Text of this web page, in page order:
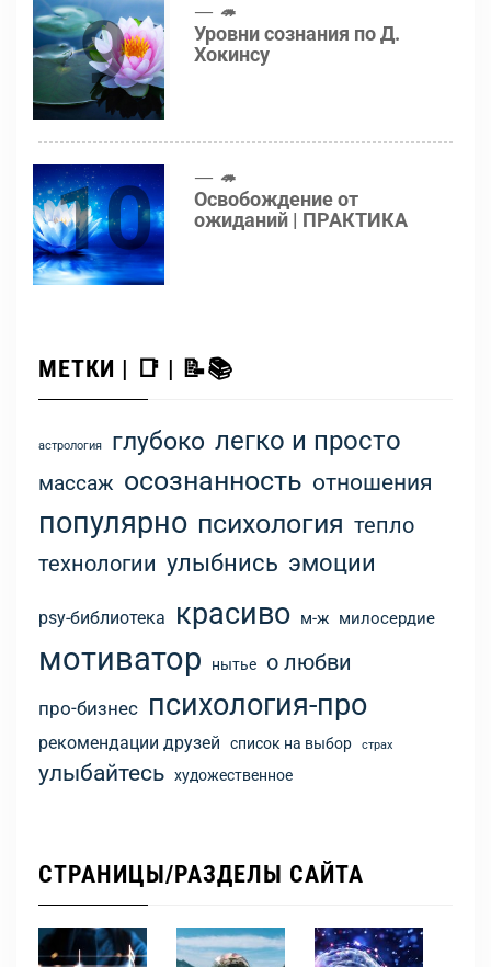
9 🦔
Уровни сознания по Д.
Хокинсу
10 🦔
Освобождение от
ожиданий | ПРАКТИКА
МЕТКИ | 📑 | 📝📚
астрология глубоко легко и просто
массаж осознанность отношения
популярно психология тепло
технологии улыбнись эмоции
psy-библиотека красиво м-ж милосердие
мотиватор нытье о любви
про-бизнес психология-про
рекомендации друзей список на выбор страх
улыбайтесь художественное
СТРАНИЦЫ/РАЗДЕЛЫ САЙТА